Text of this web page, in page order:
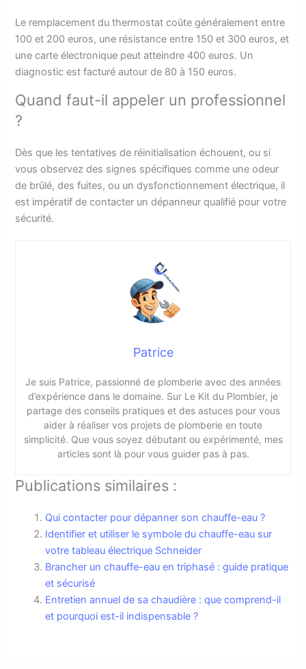
Le remplacement du thermostat coûte généralement entre
100 et 200 euros, une résistance entre 150 et 300 euros, et
une carte électronique peut atteindre 400 euros. Un
diagnostic est facturé autour de 80 à 150 euros.
Quand faut-il appeler un professionnel
?
Dès que les tentatives de réinitialisation échouent, ou si
vous observez des signes spécifiques comme une odeur
de brûlé, des fuites, ou un dysfonctionnement électrique, il
est impératif de contacter un dépanneur qualifié pour votre
sécurité.
Patrice
Je suis Patrice, passionné de plomberie avec des années
d’expérience dans le domaine. Sur Le Kit du Plombier, je
partage des conseils pratiques et des astuces pour vous
aider à réaliser vos projets de plomberie en toute
simplicité. Que vous soyez débutant ou expérimenté, mes
articles sont là pour vous guider pas à pas.
Publications similaires :
Qui contacter pour dépanner son chauffe-eau ?
Identifier et utiliser le symbole du chauffe-eau sur
votre tableau électrique Schneider
Brancher un chauffe-eau en triphasé : guide pratique
et sécurisé
Entretien annuel de sa chaudière : que comprend-il
et pourquoi est-il indispensable ?